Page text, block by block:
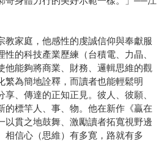
教家庭，他感性的虔誠信仰與奉獻服
的科技產業歷練（台積電、力晶、
他能夠將商業、財務、邏輯思維的觀
繁為簡地詮釋，而讀者也能輕鬆明
、傳達的正知正見。彼人、彼願、
的標竿人、事、物。他在新作《贏在
以貫之地鼓舞、激勵讀者拓寬視野邊
相信心（思維）有多寛，路就有多